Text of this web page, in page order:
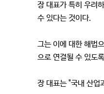
장 대표가 특히 우려
수 있다는 것이다.
그는 이에 대한 해법
으로 연결될 수 있도
장 대표는 "국내 산업